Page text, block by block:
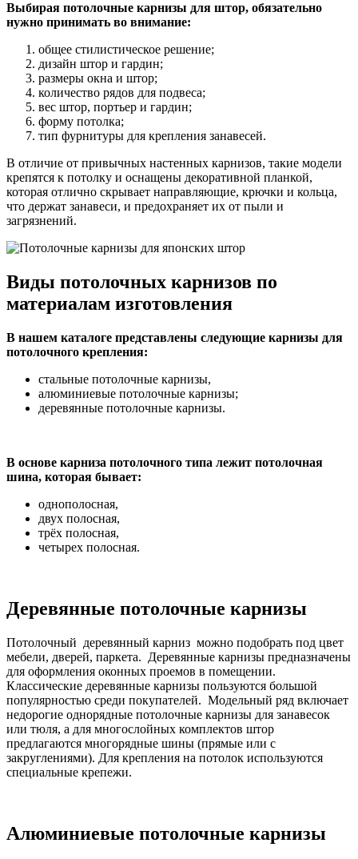
Выбирая потолочные карнизы для штор, обязательно
нужно принимать во внимание:
общее стилистическое решение;
дизайн штор и гардин;
размеры окна и штор;
количество рядов для подвеса;
вес штор, портьер и гардин;
форму потолка;
тип фурнитуры для крепления занавесей.
В отличие от привычных настенных карнизов, такие модели
крепятся к потолку и оснащены декоративной планкой,
которая отлично скрывает направляющие, крючки и кольца,
что держат занавеси, и предохраняет их от пыли и
загрязнений.
Виды потолочных карнизов по
материалам изготовления
В нашем каталоге представлены следующие карнизы для
потолочного крепления:
стальные потолочные карнизы,
алюминиевые потолочные карнизы;
деревянные потолочные карнизы.
В основе карниза потолочного типа лежит потолочная
шина, которая бывает:
однополосная,
двух полосная,
трёх полосная,
четырех полосная.
Деревянные потолочные карнизы
Потолочный деревянный карниз можно подобрать под цвет
мебели, дверей, паркета. Деревянные карнизы предназначены
для оформления оконных проемов в помещении.
Классические деревянные карнизы пользуются большой
популярностью среди покупателей. Модельный ряд включает
недорогие однорядные потолочные карнизы для занавесок
или тюля, а для многослойных комплектов штор
предлагаются многорядные шины (прямые или с
закруглениями). Для крепления на потолок используются
специальные крепежи.
Алюминиевые потолочные карнизы